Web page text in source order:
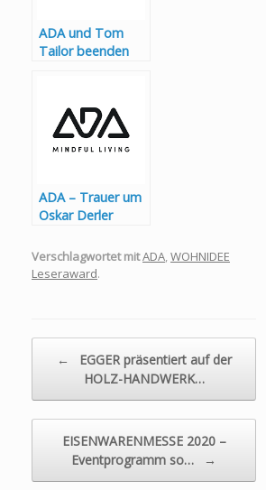
ADA und Tom
Tailor beenden
ADA – Trauer um
Oskar Derler
Verschlagwortet mitADA,WOHNIDEE
Leseraward.
←
EGGER präsentiert auf der
HOLZ-HANDWERK…
EISENWARENMESSE 2020 –
Eventprogramm so…
→